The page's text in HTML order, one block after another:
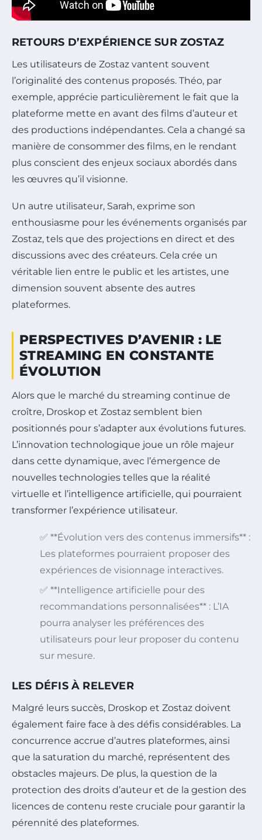
RETOURS D’EXPÉRIENCE SUR ZOSTAZ
Les utilisateurs de Zostaz vantent souvent
l’originalité des contenus proposés. Théo, par
exemple, apprécie particulièrement le fait que la
plateforme mette en avant des films d’auteur et
des productions indépendantes. Cela a changé sa
manière de consommer des films, en le rendant
plus conscient des enjeux sociaux abordés dans
les œuvres qu’il visionne.
Un autre utilisateur, Sarah, exprime son
enthousiasme pour les événements organisés par
Zostaz, tels que des projections en direct et des
discussions avec des créateurs. Cela crée un
véritable lien entre le public et les artistes, une
dimension souvent absente des autres
plateformes.
PERSPECTIVES D’AVENIR : LE
STREAMING EN CONSTANTE
ÉVOLUTION
Alors que le marché du streaming continue de
croître, Droskop et Zostaz semblent bien
positionnés pour s’adapter aux évolutions futures.
L’innovation technologique joue un rôle majeur
dans cette dynamique, avec l’émergence de
nouvelles technologies telles que la réalité
virtuelle et l’intelligence artificielle, qui pourraient
transformer l’expérience utilisateur.
✅ **Évolution vers des contenus immersifs** :
Les plateformes pourraient proposer des
expériences de visionnage interactives.
✅ **Intelligence artificielle pour des
recommandations personnalisées** : L’IA
pourra analyser les préférences des
utilisateurs pour leur proposer du contenu
sur mesure.
LES DÉFIS À RELEVER
Malgré leurs succès, Droskop et Zostaz doivent
également faire face à des défis considérables. La
concurrence accrue d’autres plateformes, ainsi
que la saturation du marché, représentent des
obstacles majeurs. De plus, la question de la
protection des droits d’auteur et de la gestion des
licences de contenu reste cruciale pour garantir la
pérennité des plateformes.